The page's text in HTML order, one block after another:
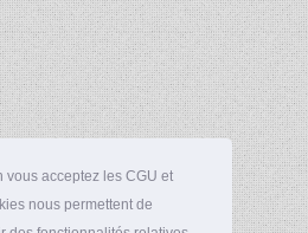
vous acceptez les CGU et
nous permettent de